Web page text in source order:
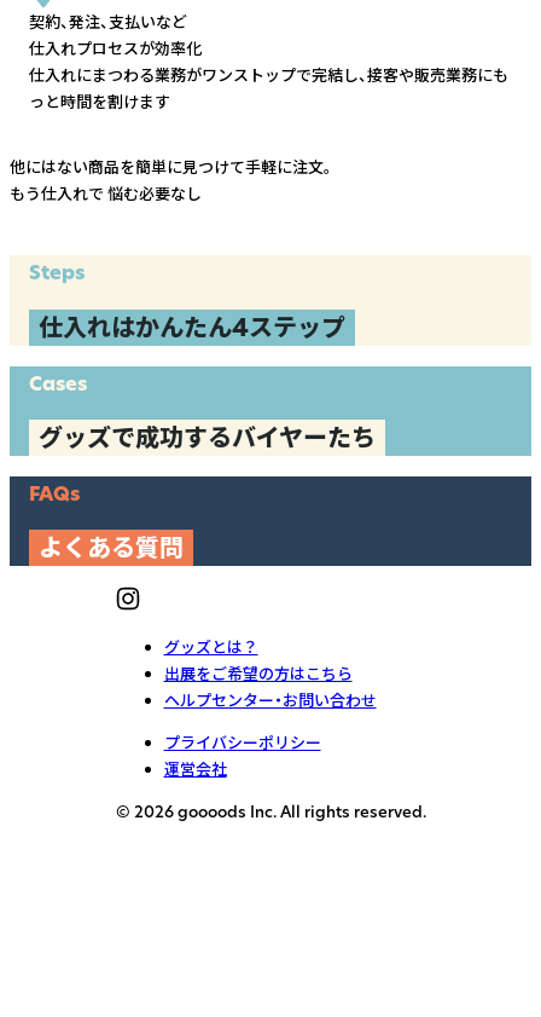
契約、発注、支払いなど
仕入れプロセスが効率化
仕入れにまつわる業務がワンストップで完結し、接客や販売業務にも
っと時間を割けます
他にはない商品を簡単に見つけて手軽に注文。
もう仕入れで 悩む必要なし
Steps
仕入れはかんたん4ステップ
Cases
グッズで成功するバイヤーたち
FAQs
よくある質問
グッズとは？
出展をご希望の方はこちら
ヘルプセンター・お問い合わせ
プライバシーポリシー
運営会社
© 2026 goooods Inc. All rights reserved.